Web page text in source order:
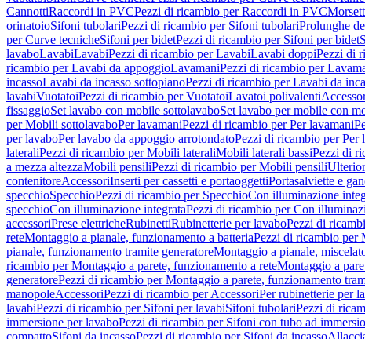
CannottiRaccordi in PVCPezzi di ricambio per Raccordi in PVC
orinatoioSifoni tubolariPezzi di ricambio per Sifoni tubolariProlunghe
per Curve tecnicheSifoni per bidetPezzi di ricambio per Sifoni per bidet
lavaboLavabiLavabiPezzi di ricambio per LavabiLavabi doppiPezzi di
ricambio per Lavabi da appoggioLavamaniPezzi di ricambio per
incassoLavabi da incasso sottopianoPezzi di ricambio per Lavabi da
lavabiVuotatoiPezzi di ricambio per VuotatoiLavatoi polivalenti
fissaggioSet lavabo con mobile sottolavaboSet lavabo per mobile con
per Mobili sottolavaboPer lavamaniPezzi di ricambio per Per lavamani
per lavaboPer lavabo da appoggio arrotondatoPezzi di ricambio per Per
lateraliPezzi di ricambio per Mobili lateraliMobili laterali bassiPezzi di
a mezza altezzaMobili pensiliPezzi di ricambio per Mobili pensili
contenitoreAccessoriInserti per cassetti e portaoggettiPortasalviette e
specchioSpecchioPezzi di ricambio per SpecchioCon illuminazione
specchioCon illuminazione integrataPezzi di ricambio per Con
accessoriPrese elettricheRubinettiRubinetterie per lavaboPezzi di
reteMontaggio a pianale, funzionamento a batteriaPezzi di ricambio per
pianale, funzionamento tramite generatoreMontaggio a pianale,
ricambio per Montaggio a parete, funzionamento a reteMontaggio a
generatorePezzi di ricambio per Montaggio a parete, funzionamento
manopoleAccessoriPezzi di ricambio per AccessoriPer rubinetterie per
lavabiPezzi di ricambio per Sifoni per lavabiSifoni tubolariPezzi di
immersione per lavaboPezzi di ricambio per Sifoni con tubo ad
compattoSifoni da incassoPezzi di ricambio per Sifoni da incasso